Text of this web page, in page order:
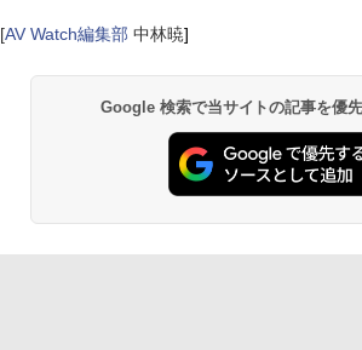
[AV Watch編集部 中林暁]
Google 検索で当サイトの記事を優